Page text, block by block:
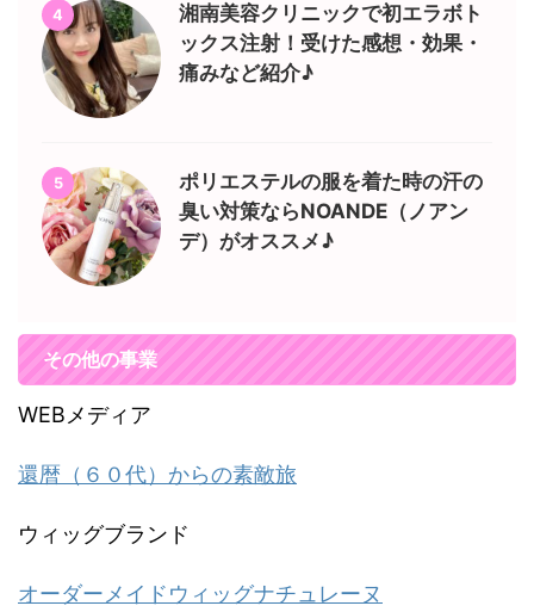
4
湘南美容クリニックで初エラボト
ックス注射！受けた感想・効果・
痛みなど紹介♪
5
ポリエステルの服を着た時の汗の
臭い対策ならNOANDE（ノアン
デ）がオススメ♪
その他の事業
WEBメディア
還暦（６０代）からの素敵旅
ウィッグブランド
オーダーメイドウィッグナチュレーヌ